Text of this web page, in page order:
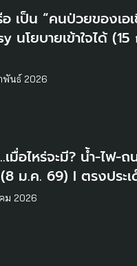
อ เป็น “คนป่วยของเอ
นโยบายเข้าใจได้
พันธ์ 2026
เมื่อไหร่จะมี? น้ำ-ไฟ-
ม.ค. 69) I ตรงประ
ม 2026